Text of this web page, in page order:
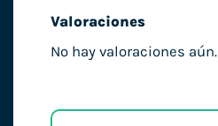
Valoraciones
No hay valoraciones aún.